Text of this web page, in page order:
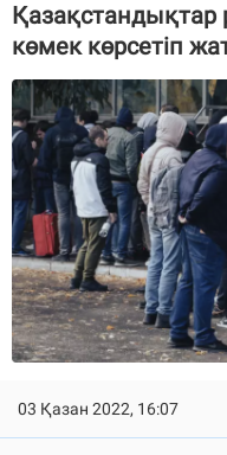
Қазақстандықтар
көмек көрсетіп
03 Қазан 2022, 16:07